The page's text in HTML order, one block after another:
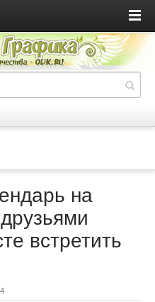
на
встретить